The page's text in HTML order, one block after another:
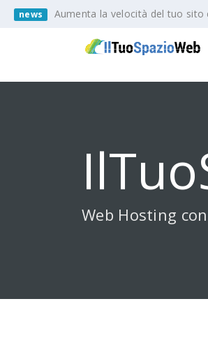
news Aumenta la velocità del tuo sito
Web Hosting